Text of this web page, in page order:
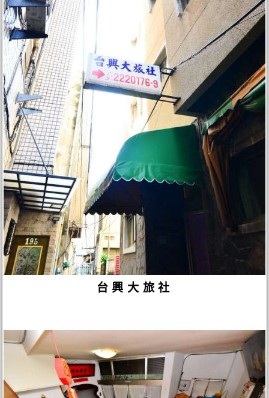
台興大旅社